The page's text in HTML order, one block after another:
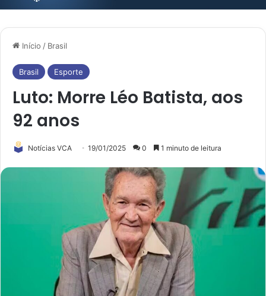
Início / Brasil
Brasil Esporte
Luto: Morre Léo Batista, aos
92 anos
Notícias VCA 19/01/2025 0 1 minuto de leitura